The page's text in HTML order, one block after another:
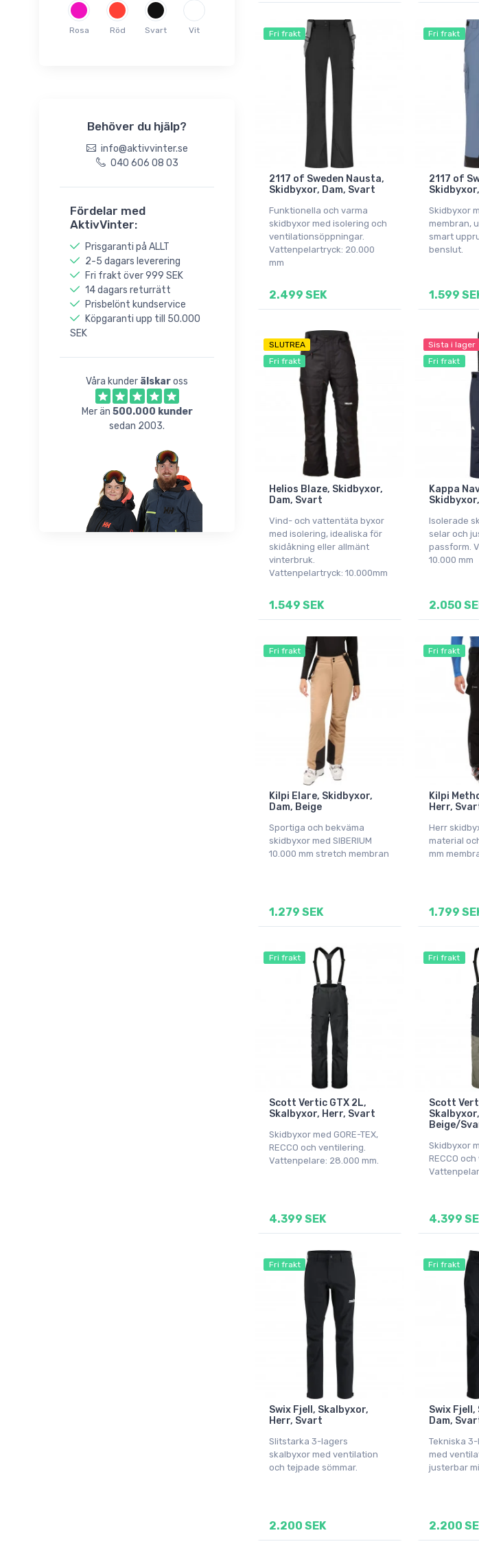
Whistler
Rosa Röd Svart Vit
Behöver du hjälp?
info@aktivvinter.se
040 606 08 03
Fördelar med
AktivVinter:
Prisgaranti på ALLT
2-5 dagars leverering
Fri frakt över 999 SEK
14 dagars returrätt
Prisbelönt kundservice
Köpgaranti upp till 50.000
SEK
Våra kunder älskaross
Mer än 500.000 kunder
sedan 2003.
Fri frakt
2117 of Sweden Nausta,
Skidbyxor, Dam, Svart
Funktionella och varma
skidbyxor med isolering och
ventilationsöppningar.
Vattenpelartryck: 20.000
mm
2.499 SEK
Fri frakt
2117 of
Skidbyxor
membran,
smart
benslut.
1.599
SLUTREA
Fri frakt
Helios Blaze, Skidbyxor,
Dam, Svart
Vind- och vattentäta byxor
med isolering, idealiska för
skidåkning eller allmänt
vinterbruk.
Vattenpelartryck: 10.000mm
1.549 SEK
Sista i lager
Fri frakt
Kappa
Isolerade
selar och
passform.
10.000 mm
2.050
Fri frakt
Kilpi Elare, Skidbyxor,
Dam, Beige
Sportiga och bekväma
skidbyxor med SIBERIUM
10.000 mm stretch membran
1.279 SEK
Fri frakt
Kilpi
Herr,
Herr
material
mm
1.799
Fri frakt
Scott Vertic GTX 2L,
Skalbyxor, Herr, Svart
Skidbyxor med GORE-TEX,
RECCO och ventilering.
Vattenpelare: 28.000 mm.
4.399 SEK
Fri frakt
Scott
Beige/
Skidbyxor
RECCO
4.399
Fri frakt
Swix Fjell, Skalbyxor,
Herr, Svart
Slitstarka 3-lagers
skalbyxor med ventilation
och tejpade sömmar.
2.200 SEK
Fri frakt
Swix
Dam,
Tekniska
med
justerbar
2.200